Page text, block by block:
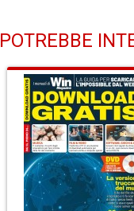
POTREBBE